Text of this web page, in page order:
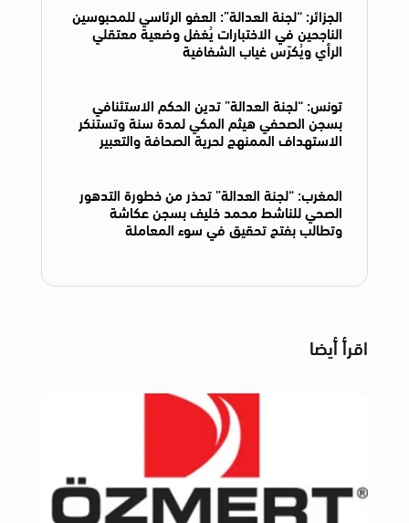
الجزائر: “لجنة العدالة”: العفو الرئاسي للمحبوسين
الناجحين في الاختبارات يُغفل وضعية معتقلي
الرأي ويُكرّس غياب الشفافية
تونس: “لجنة العدالة” تدين الحكم الاستئنافي
بسجن الصحفي هيثم المكي لمدة سنة وتستنكر
الاستهداف الممنهج لحرية الصحافة والتعبير
المغرب: “لجنة العدالة” تحذر من خطورة التدهور
الصحي للناشط محمد خليف بسجن عكاشة
وتطالب بفتح تحقيق في سوء المعاملة
اقرأ أيضا